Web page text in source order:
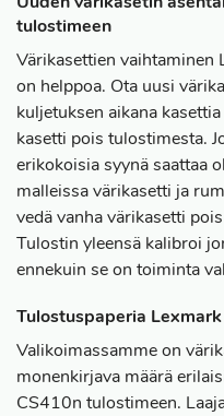
tulostimeen
Värikasettien
on helppoa. Ota uusi
kuljetuksen aikana
kasetti pois tulostimesta.
erikokoisia syynä saattaa
malleissa värikasetti ja
vedä vanha värikasetti
Tulostin yleensä kalibroi
ennekuin se on toiminta
Tulostuspaperia
Valikoimassamme on
monenkirjava määrä
CS410n tulostimeen.